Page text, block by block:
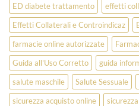
ED diabete trattamento
effetti
Effetti Collaterali e Controindicaz
farmacie online autorizzate
Guida all'Uso Corretto
guida
salute maschile
Salute Sessuale
sicurezza acquisto online